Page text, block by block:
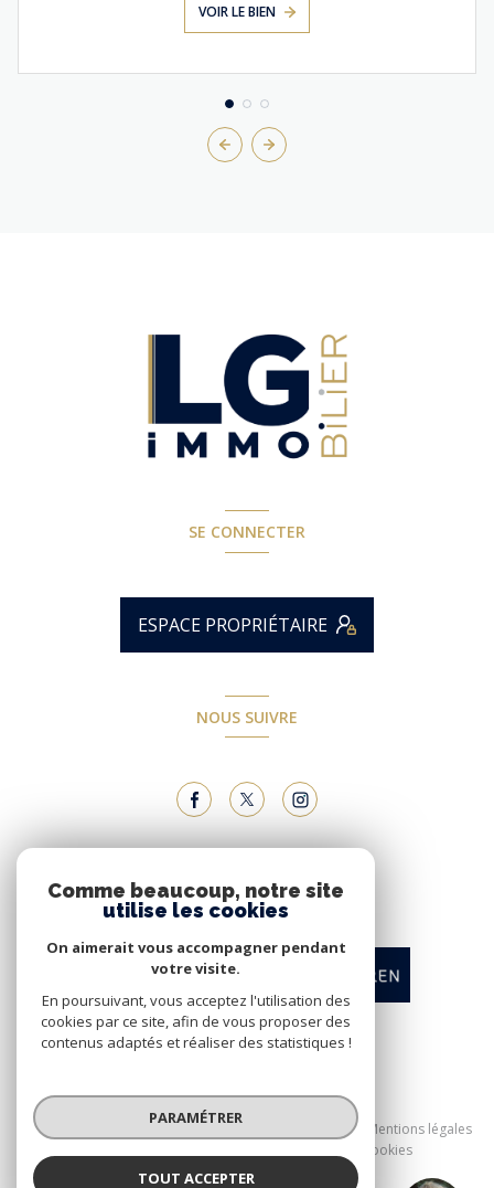
VOIR LE BIEN
SE CONNECTER
ESPACE PROPRIÉTAIRE
NOUS SUIVRE
NOUS ADHÉRONS
© 2026 | Tous droits réservés
Mentions légales
Cookies
Comme beaucoup, notre site
utilise les cookies
On aimerait vous accompagner pendant
votre visite.
En poursuivant, vous acceptez l'utilisation des
cookies par ce site, afin de vous proposer des
contenus adaptés et réaliser des statistiques !
PARAMÉTRER
TOUT ACCEPTER